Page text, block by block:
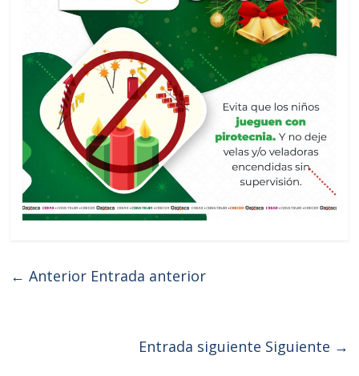
← Anterior Entrada anterior
Entrada siguiente Siguiente →